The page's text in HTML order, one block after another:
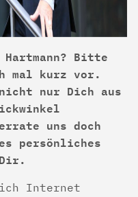
Bitte
mal kurz vor.
nur Dich aus
uns doch
persönliches
Internet